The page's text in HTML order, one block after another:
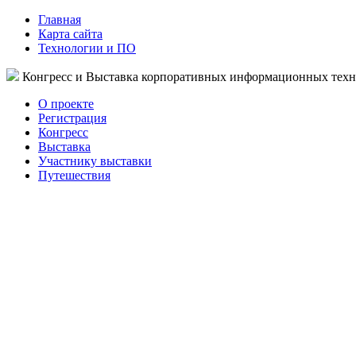
Главная
Карта сайта
Технологии и ПО
Конгресс и Выставка корпоративных информационных
О проекте
Регистрация
Конгресс
Выставка
Участнику выставки
Путешествия